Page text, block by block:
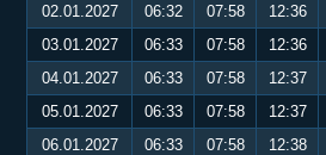
02.01.2027
06:32 07:58 12:36
03.01.2027
06:33 07:58 12:36
04.01.2027
06:33 07:58 12:37
05.01.2027
06:33 07:58 12:37
06.01.2027
06:33 07:58 12:38